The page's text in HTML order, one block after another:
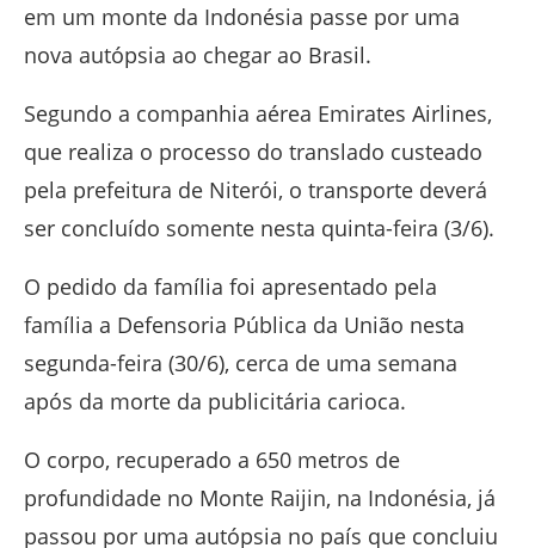
em um monte da Indonésia passe por uma
nova autópsia ao chegar ao Brasil.
Segundo a companhia aérea Emirates Airlines,
que realiza o processo do translado custeado
pela prefeitura de Niterói, o transporte deverá
ser concluído somente nesta quinta-feira (3/6).
O pedido da família foi apresentado pela
família a Defensoria Pública da União nesta
segunda-feira (30/6), cerca de uma semana
após da morte da publicitária carioca.
O corpo, recuperado a 650 metros de
profundidade no Monte Raijin, na Indonésia, já
passou por uma autópsia no país que concluiu